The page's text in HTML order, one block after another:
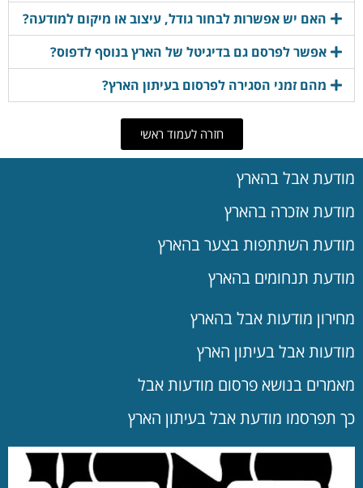
האם יש אפשרות לבחור גודל, עיצוב או מיקום למודעה?
אפשר לפרסם גם בדיגיטל של הארץ בנוסף לדפוס?
מהם זמני הסגירה לפרסום בעיתון הארץ?
חזרה לעמוד ראשי
מודעת אבל בהארץ
מודעת אזכרה בהארץ
מודעת השתתפות בצער בהארץ
מודעת תנחומים בהארץ
מחירון מודעות אבל בהארץ
מודעות אבל בעיתון הארץ
מאמרים בנושא פרסום מודעות אבל
כך תפרסמו מודעת אבל בעיתון הארץ